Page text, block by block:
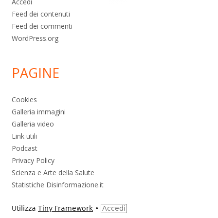
Feed dei contenuti
Feed dei commenti
WordPress.org
PAGINE
Cookies
Galleria immagini
Galleria video
Link utili
Podcast
Privacy Policy
Scienza e Arte della Salute
Statistiche Disinformazione.it
Utilizza Tiny Framework • Accedi